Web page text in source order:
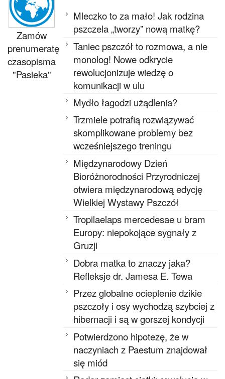
Zamów
prenumeratę
czasopisma
"Pasieka"
Mleczko to za mało! Jak rodzina
pszczela „tworzy” nową matkę?
Taniec pszczół to rozmowa, a nie
monolog! Nowe odkrycie
rewolucjonizuje wiedzę o
komunikacji w ulu
Mydło łagodzi użądlenia?
Trzmiele potrafią rozwiązywać
skomplikowane problemy bez
wcześniejszego treningu
Międzynarodowy Dzień
Bioróżnorodności Przyrodniczej
otwiera międzynarodową edycję
Wielkiej Wystawy Pszczół
Tropilaelaps mercedesae u bram
Europy: niepokojące sygnały z
Gruzji
Dobra matka to znaczy jaka?
Refleksje dr. Jamesa E. Tewa
Przez globalne ocieplenie dzikie
pszczoły i osy wychodzą szybciej z
hibernacji i są w gorszej kondycji
Potwierdzono hipotezę, że w
naczyniach z Paestum znajdował
się miód